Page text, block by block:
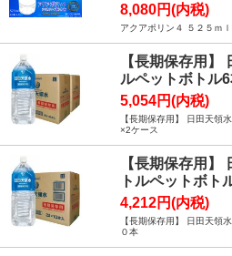
8,080円(内税)
アクアポリン４ ５２５ｍ
【長期保存用】
ルペットボトル
5,054円(内税)
【長期保存用】 日田天領
×2ケース
【長期保存用】
トルペットボト
4,212円(内税)
【長期保存用】 日田天領
０本